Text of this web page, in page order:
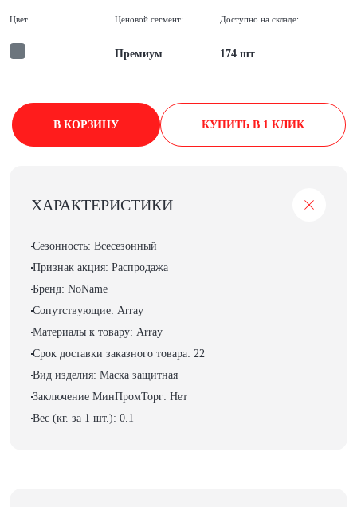
Цвет Ценовой сегмент:
Премиум
Доступно на складе:
174 шт
В КОРЗИНУ КУПИТЬ В 1 КЛИК
ХАРАКТЕРИСТИКИ
Сезонность: Всесезонный
Признак акция: Распродажа
Бренд: NoName
Сопутствующие: Array
Материалы к товару: Array
Срок доставки заказного товара: 22
Вид изделия: Маска защитная
Заключение МинПромТорг: Нет
Вес (кг. за 1 шт.): 0.1